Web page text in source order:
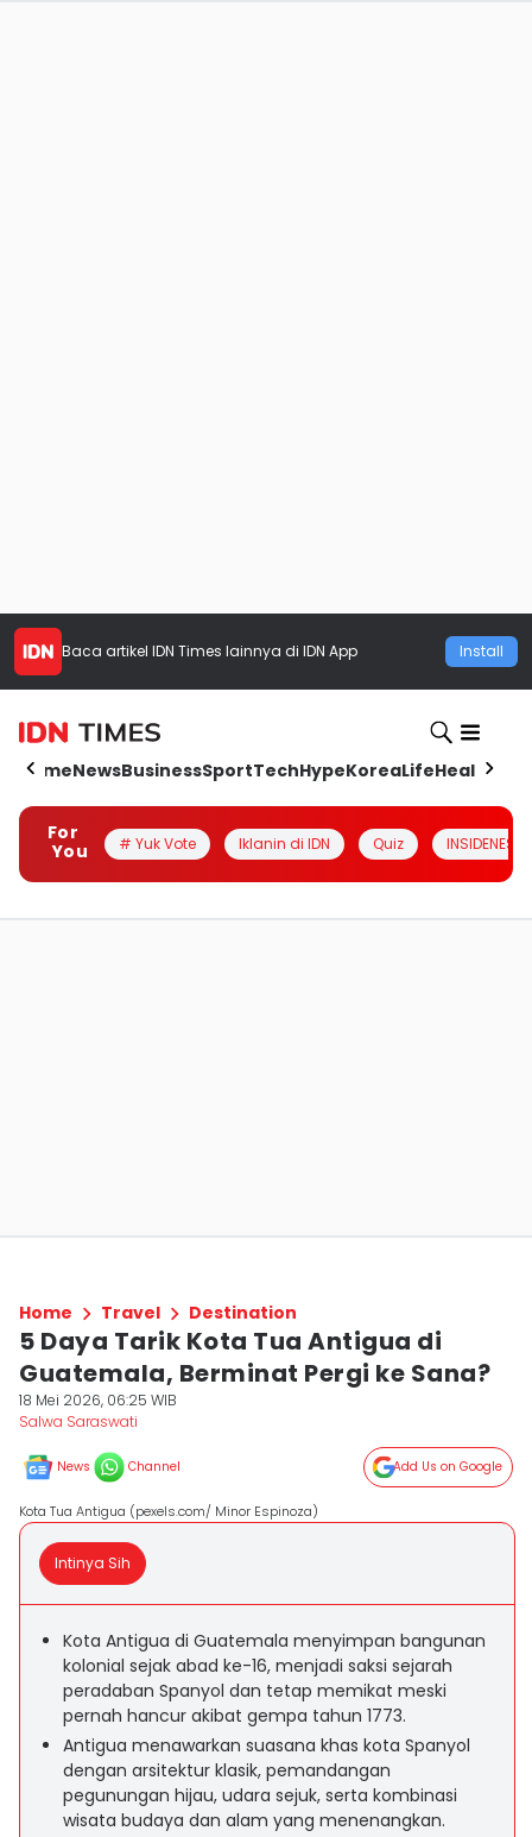
Baca artikel IDN Times lainnya di IDN App Install
HomeNewsBusinessSportTechHypeKoreaLifeHealth
For
You
# Yuk Vote Iklanin di IDN Quiz INSIDENESIA
Home Travel Destination
5 Daya Tarik Kota Tua Antigua di
Guatemala, Berminat Pergi ke Sana?
18 Mei 2026, 06:25 WIB
Salwa Saraswati
News Channel Add Us on Google
Kota Tua Antigua (pexels.com/ Minor Espinoza)
Intinya Sih
Kota Antigua di Guatemala menyimpan bangunan
kolonial sejak abad ke-16, menjadi saksi sejarah
peradaban Spanyol dan tetap memikat meski
pernah hancur akibat gempa tahun 1773.
Antigua menawarkan suasana khas kota Spanyol
dengan arsitektur klasik, pemandangan
pegunungan hijau, udara sejuk, serta kombinasi
wisata budaya dan alam yang menenangkan.